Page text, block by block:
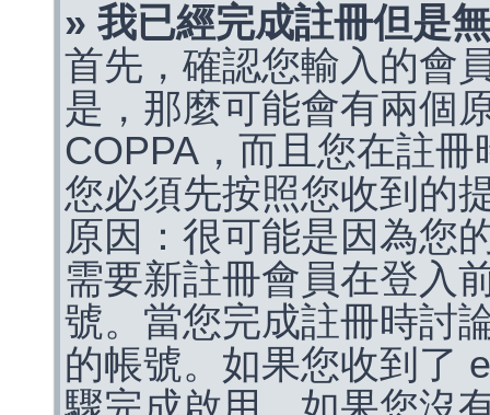
» 我已經完成註冊但是
首先，確認您輸入的會
是，那麼可能會有兩個
COPPA，而且您在註
您必須先按照您收到的
原因：很可能是因為您
需要新註冊會員在登入
號。當您完成註冊時討
的帳號。如果您收到了